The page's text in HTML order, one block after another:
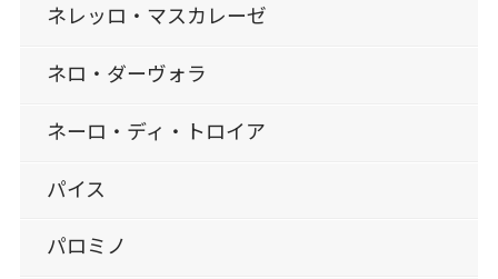
ネレッロ・マスカレーゼ
ネロ・ダーヴォラ
ネーロ・ディ・トロイア
パイス
パロミノ